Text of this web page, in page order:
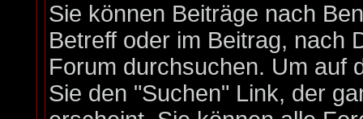
Sie können Beiträge nach
Betreff oder im Beitrag, nach
Forum durchsuchen. Um auf
Sie den "Suchen" Link, der